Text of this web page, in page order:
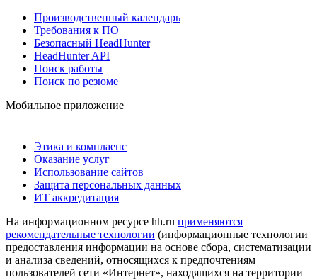
Производственный календарь
Требования к ПО
Безопасный HeadHunter
HeadHunter API
Поиск работы
Поиск по резюме
Мобильное приложение
Этика и комплаенс
Оказание услуг
Использование сайтов
Защита персональных данных
ИТ аккредитация
На информационном ресурсе hh.ru применяются
рекомендательные технологии (информационные технологии
предоставления информации на основе сбора, систематизации
и анализа сведений, относящихся к предпочтениям
пользователей сети «Интернет», находящихся на территории